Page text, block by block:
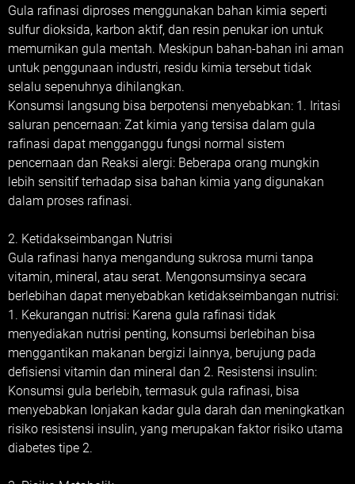
Gula rafinasi diproses menggunakan bahan kimia seperti
sulfur dioksida, karbon aktif, dan resin penukar ion untuk
memurnikan gula mentah. Meskipun bahan-bahan ini aman
untuk penggunaan industri, residu kimia tersebut tidak
selalu sepenuhnya dihilangkan.
Konsumsi langsung bisa berpotensi menyebabkan: 1. Iritasi
saluran pencernaan: Zat kimia yang tersisa dalam gula
rafinasi dapat mengganggu fungsi normal sistem
pencernaan dan Reaksi alergi: Beberapa orang mungkin
lebih sensitif terhadap sisa bahan kimia yang digunakan
dalam proses rafinasi.
2. Ketidakseimbangan Nutrisi
Gula rafinasi hanya mengandung sukrosa murni tanpa
vitamin, mineral, atau serat. Mengonsumsinya secara
berlebihan dapat menyebabkan ketidakseimbangan nutrisi:
1. Kekurangan nutrisi: Karena gula rafinasi tidak
menyediakan nutrisi penting, konsumsi berlebihan bisa
menggantikan makanan bergizi lainnya, berujung pada
defisiensi vitamin dan mineral dan 2. Resistensi insulin:
Konsumsi gula berlebih, termasuk gula rafinasi, bisa
menyebabkan lonjakan kadar gula darah dan meningkatkan
risiko resistensi insulin, yang merupakan faktor risiko utama
diabetes tipe 2.